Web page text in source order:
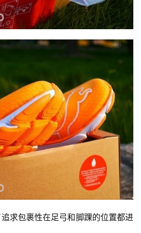
求包裹性在足弓和脚踝的位置都进